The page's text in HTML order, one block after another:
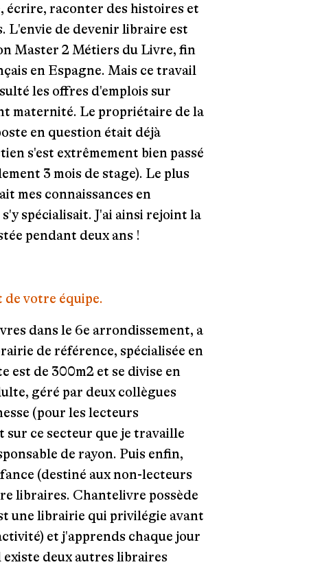
écrire, raconter des histoires et
L'envie de devenir libraire est
Master 2 Métiers du Livre, fin
en Espagne. Mais ce travail
les offres d'emplois sur
maternité. Le propriétaire de la
en question était déjà
s'est extrêmement bien passé
3 mois de stage). Le plus
mes connaissances en
spécialisait. J'ai ainsi rejoint la
pendant deux ans !
votre équipe.
dans le 6e arrondissement, a
de référence, spécialisée en
est de 300m2 et se divise en
géré par deux collègues
(pour les lecteurs
sur ce secteur que je travaille
de rayon. Puis enfin,
(destiné aux non-lecteurs
libraires. Chantelivre possède
une librairie qui privilégie avant
et j'apprends chaque jour
existe deux autres libraires